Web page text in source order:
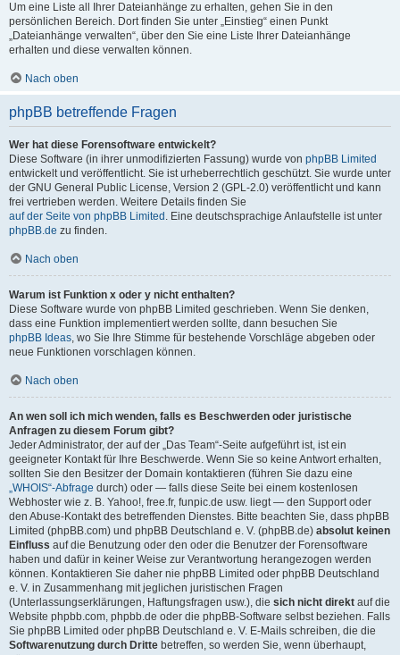
Um eine Liste all Ihrer Dateianhänge zu erhalten, gehen Sie in den
persönlichen Bereich. Dort finden Sie unter „Einstieg“ einen Punkt
„Dateianhänge verwalten“, über den Sie eine Liste Ihrer Dateianhänge
erhalten und diese verwalten können.
Nach oben
phpBB betreffende Fragen
Wer hat diese Forensoftware entwickelt?
Diese Software (in ihrer unmodifizierten Fassung) wurde von phpBB Limited
entwickelt und veröffentlicht. Sie ist urheberrechtlich geschützt. Sie wurde unter
der GNU General Public License, Version 2 (GPL-2.0) veröffentlicht und kann
frei vertrieben werden. Weitere Details finden Sie
auf der Seite von phpBB Limited . Eine deutschsprachige Anlaufstelle ist unter
phpBB.de zu finden.
Nach oben
Warum ist Funktion x oder y nicht enthalten?
Diese Software wurde von phpBB Limited geschrieben. Wenn Sie denken,
dass eine Funktion implementiert werden sollte, dann besuchen Sie
phpBB Ideas, wo Sie Ihre Stimme für bestehende Vorschläge abgeben oder
neue Funktionen vorschlagen können.
Nach oben
An wen soll ich mich wenden, falls es Beschwerden oder juristische
Anfragen zu diesem Forum gibt?
Jeder Administrator, der auf der „Das Team“-Seite aufgeführt ist, ist ein
geeigneter Kontakt für Ihre Beschwerde. Wenn Sie so keine Antwort erhalten,
sollten Sie den Besitzer der Domain kontaktieren (führen Sie dazu eine
„WHOIS“-Abfrage durch) oder — falls diese Seite bei einem kostenlosen
Webhoster wie z. B. Yahoo!, free.fr, funpic.de usw. liegt — den Support oder
den Abuse-Kontakt des betreffenden Dienstes. Bitte beachten Sie, dass phpBB
Limited (phpBB.com) und phpBB Deutschland e. V. (phpBB.de) absolut keinen
Einfluss auf die Benutzung oder den oder die Benutzer der Forensoftware
haben und dafür in keiner Weise zur Verantwortung herangezogen werden
können. Kontaktieren Sie daher nie phpBB Limited oder phpBB Deutschland
e. V. in Zusammenhang mit jeglichen juristischen Fragen
(Unterlassungserklärungen, Haftungsfragen usw.), die sich nicht direkt auf die
Website phpbb.com, phpbb.de oder die phpBB-Software selbst beziehen. Falls
Sie phpBB Limited oder phpBB Deutschland e. V. E-Mails schreiben, die die
Softwarenutzung durch Dritte betreffen, so werden Sie, wenn überhaupt,